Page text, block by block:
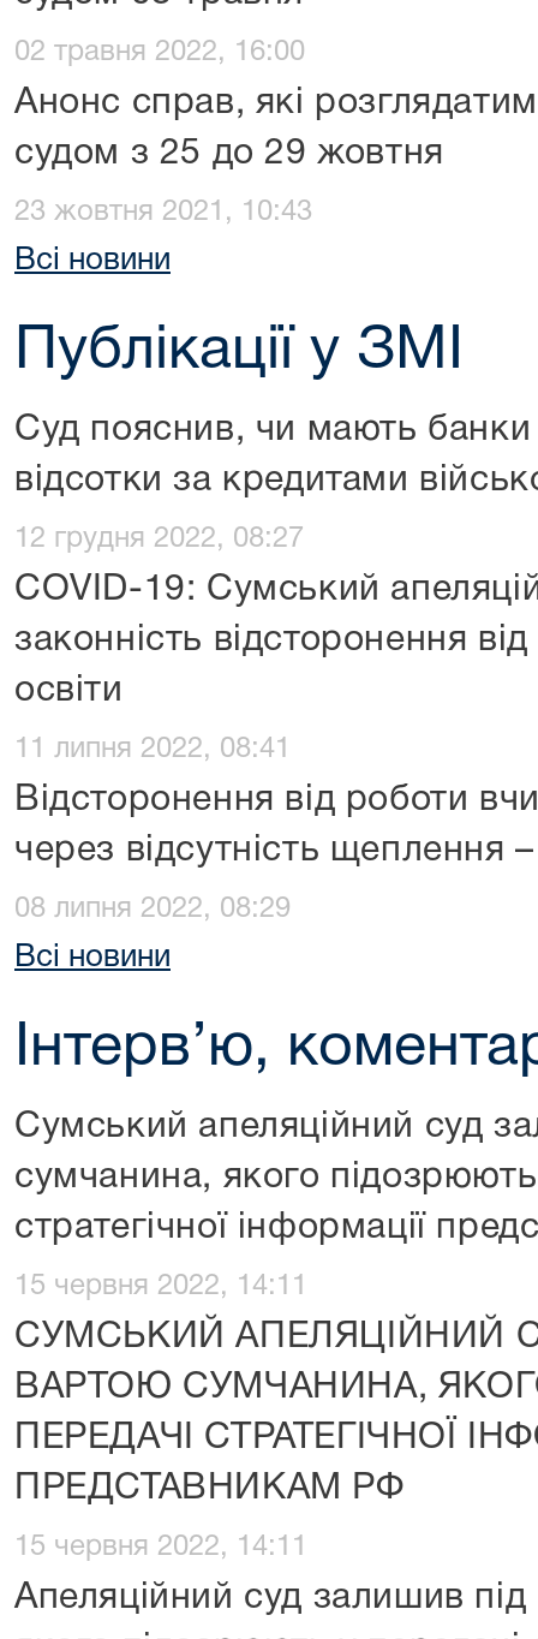
02 травня 2022, 16:00
Анонс справ, які
судом з 25 до 29 жовтня
23 жовтня 2021, 10:43
Всі новини
Публікації у ЗМІ
Суд пояснив, чи мають
відсотки за кредитами
12 грудня 2022, 08:27
COVID-19: Сумський
законність відсторонення
освіти
11 липня 2022, 08:41
Відсторонення від роботи
через відсутність щеплення
08 липня 2022, 08:29
Всі новини
Інтерв’ю,
Сумський апеляційний суд
сумчанина, якого
стратегічної інформації
15 червня 2022, 14:11
СУМСЬКИЙ АПЕЛЯЦІЙНИЙ
ВАРТОЮ СУМЧАНИНА,
ПЕРЕДАЧІ СТРАТЕГІЧНОЇ
ПРЕДСТАВНИКАМ РФ
15 червня 2022, 14:11
Апеляційний суд залишив